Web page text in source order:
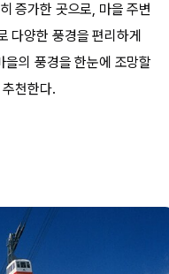
증가한 곳으로, 마을 주변
다양한 풍경을 편리하게
을의 풍경을 한눈에 조망할
천한다.​